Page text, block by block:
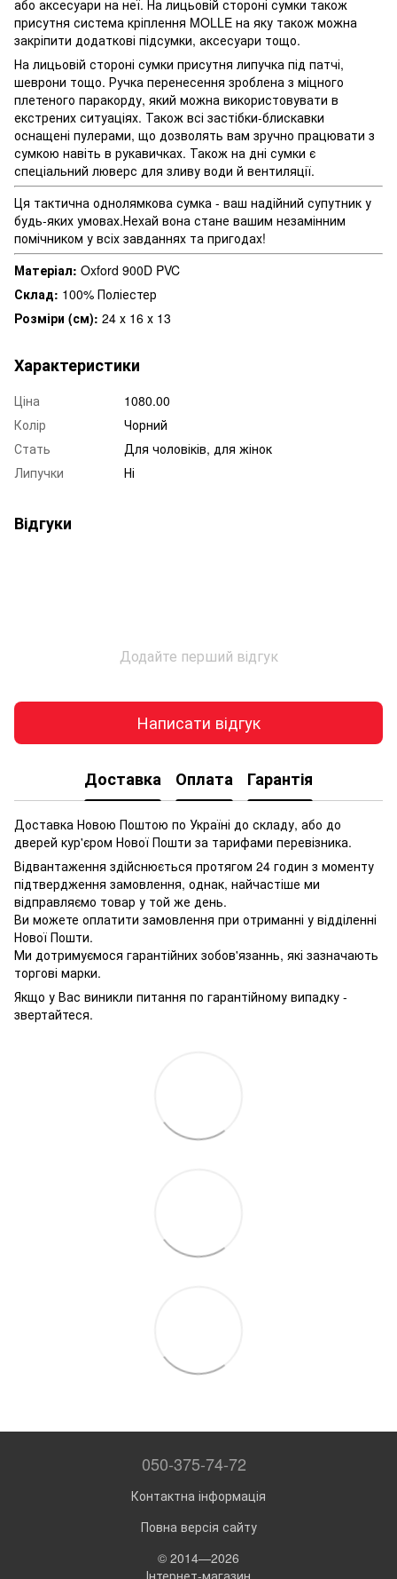
або аксесуари на неї. На лицьовій стороні сумки також
присутня система кріплення MOLLE на яку також можна
закріпити додаткові підсумки, аксесуари тощо.
На лицьовій стороні сумки присутня липучка під патчі,
шеврони тощо. Ручка перенесення зроблена з міцного
плетеного паракорду, який можна використовувати в
екстрених ситуаціях. Також всі застібки-блискавки
оснащені пулерами, що дозволять вам зручно працювати з
сумкою навіть в рукавичках. Також на дні сумки є
спеціальний люверс для зливу води й вентиляції.
Ця тактична однолямкова сумка - ваш надійний супутник у
будь-яких умовах.Нехай вона стане вашим незамінним
помічником у всіх завданнях та пригодах!
Матеріал: Oxford 900D PVC
Склад: 100% Поліестер
Розміри (см): 24 х 16 х 13
Характеристики
Ціна
1080.00
Колір
Чорний
Стать
Для чоловіків, для жінок
Липучки
Ні
Відгуки
Додайте перший відгук
Написати відгук
Доставка Оплата Гарантія
Доставка Новою Поштою по Україні до складу, або до
дверей кур'єром Нової Пошти за тарифами перевізника.
Відвантаження здійснюється протягом 24 годин з моменту
підтвердження замовлення, однак, найчастіше ми
відправляємо товар у той же день.
Ви можете оплатити замовлення при отриманні у відділенні
Нової Пошти.
Ми дотримуємося гарантійних зобов'язаннь, які зазначають
торгові марки.
Якщо у Вас виникли питання по гарантійному випадку -
звертайтеся.
050-375-74-72
Контактна інформація
Повна версія сайту
© 2014—2026
Інтернет-магазин